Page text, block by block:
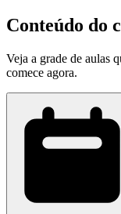
Conteúdo do
Veja a grade de aulas
comece agora.